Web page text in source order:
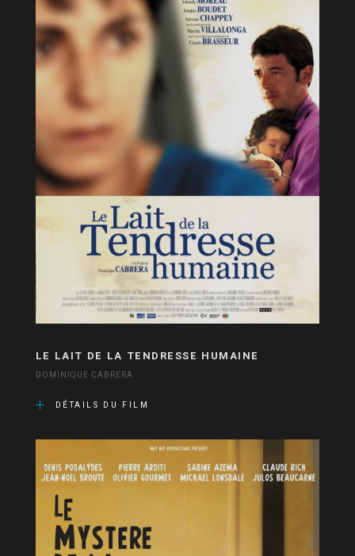
LE LAIT DE LA TENDRESSE HUMAINE
DOMINIQUE CABRERA
DÉTAILS DU FILM